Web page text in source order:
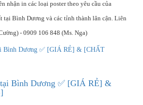
nhận in các loại poster theo yêu cầu của
tại Bình Dương và các tỉnh thành lân cận. Liên
- 0909 106 848 (Ms. Nga)
Bình Dương ✅ [GIÁ RẺ] &